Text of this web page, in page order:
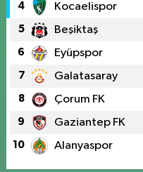
4 Kocaelispor
5 Beşiktaş
6 Eyüpspor
7 Galatasaray
8 Çorum FK
9 Gaziantep FK
10 Alanyaspor